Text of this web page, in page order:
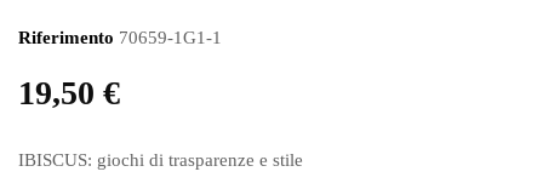
Riferimento 70659-1G1-1
19,50 €
IBISCUS: giochi di trasparenze e stile